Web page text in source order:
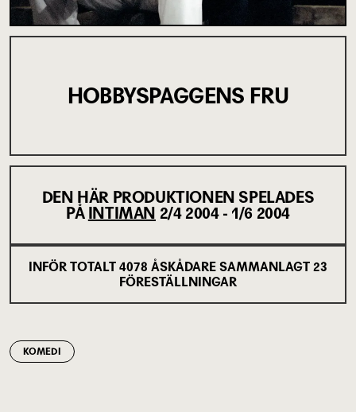
HOBBYSPAGGENS FRU
DEN HÄR PRODUKTIONEN SPELADES
PÅ INTIMAN 2/4 2004 - 1/6 2004
INFÖR TOTALT 4078 ÅSKÅDARE SAMMANLAGT 23
FÖRESTÄLLNINGAR
KOMEDI